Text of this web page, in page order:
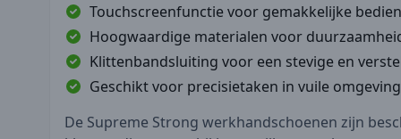
Touchscreenfunctie voor gemakkelijke
Hoogwaardige materialen voor
Klittenbandsluiting voor een stevige en
Geschikt voor precisietaken in vuile
De Supreme Strong werkhandschoenen zijn